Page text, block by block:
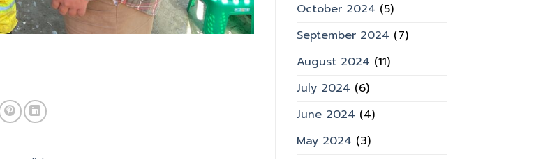
October 2024 (5)
September 2024 (7)
August 2024 (11)
July 2024 (6)
June 2024 (4)
May 2024 (3)